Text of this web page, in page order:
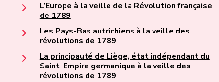
L’Europe à la veille de la Révolution française
de 1789
Les Pays-Bas autrichiens à la veille des
révolutions de 1789
La principauté de Liège, état indépendant du
Saint-Empire germanique à la veille des
révolutions de 1789